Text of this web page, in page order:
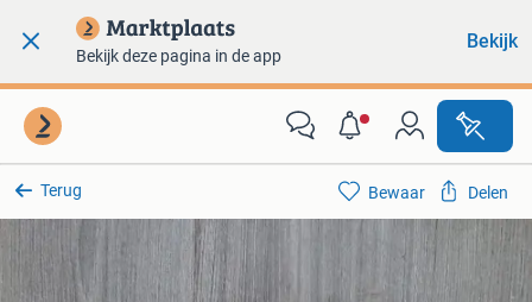
Bekijk deze pagina in de app
Bekijk
Terug Bewaar Delen